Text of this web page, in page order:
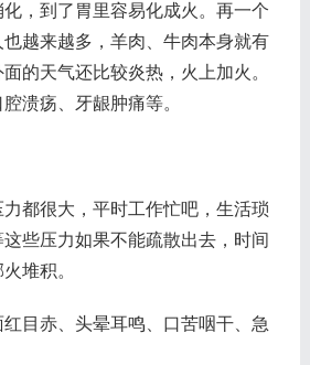
，到了胃里容易化成火。再一个
越来越多，羊肉、牛肉本身就有
的天气还比较炎热，火上加火。
溃疡、牙龈肿痛等。
都很大，平时工作忙吧，生活琐
些压力如果不能疏散出去，时间
堆积。
目赤、头晕耳鸣、口苦咽干、急